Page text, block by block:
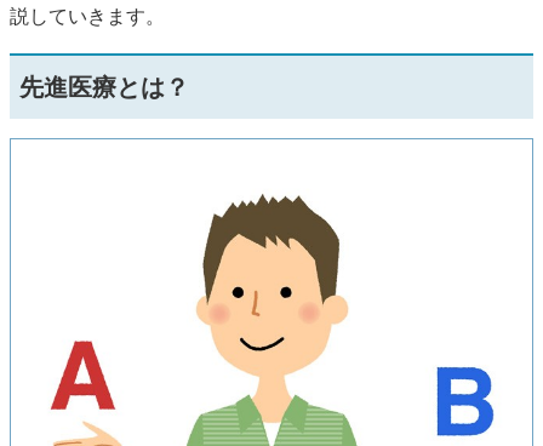
説していきます。
先進医療とは？